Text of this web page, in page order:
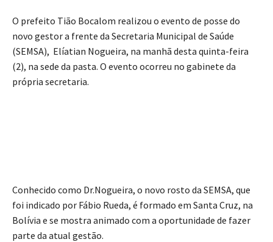
O prefeito Tião Bocalom realizou o evento de posse do
novo gestor a frente da Secretaria Municipal de Saúde
(SEMSA), Elíatian Nogueira, na manhã desta quinta-feira
(2), na sede da pasta. O evento ocorreu no gabinete da
própria secretaria.
Conhecido como Dr.Nogueira, o novo rosto da SEMSA, que
foi indicado por Fábio Rueda, é formado em Santa Cruz, na
Bolívia e se mostra animado com a oportunidade de fazer
parte da atual gestão.